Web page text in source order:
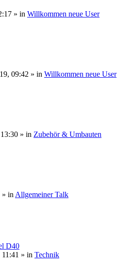
» in Willkommen neue User
09:42 » in Willkommen neue User
» in Zubehör & Umbauten
» in Allgemeiner Talk
D40
» in Technik